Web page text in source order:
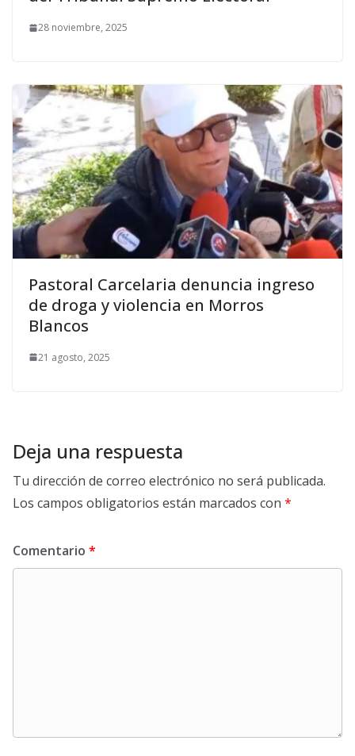
28 noviembre, 2025
Pastoral Carcelaria denuncia ingreso
de droga y violencia en Morros
Blancos
21 agosto, 2025
Deja una respuesta
Tu dirección de correo electrónico no será publicada.
Los campos obligatorios están marcados con *
Comentario *